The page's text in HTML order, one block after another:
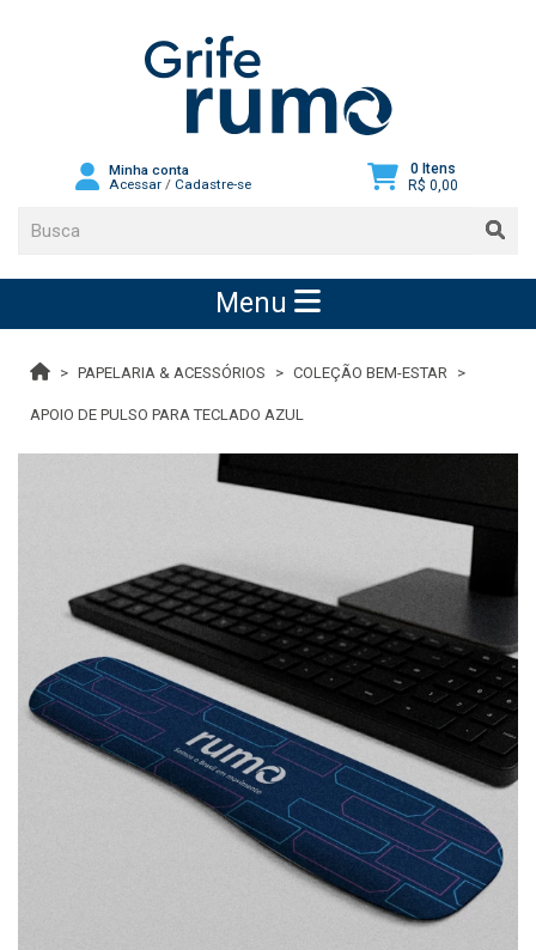
Minha conta
Acessar /Cadastre-se
0 Itens
R$ 0,00
Menu
PAPELARIA & ACESSÓRIOS COLEÇÃO BEM-ESTAR
APOIO DE PULSO PARA TECLADO AZUL